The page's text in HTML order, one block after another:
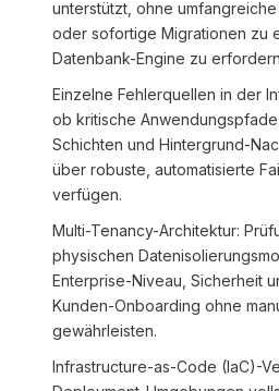
unterstützt, ohne
oder sofortige Migrationen zu
Datenbank-Engine zu
Einzelne Fehlerquellen in der
ob kritische
Schichten und Hintergrund-
über robuste, automatisierte
verfügen.
Multi-Tenancy-Architektur:
physischen
Enterprise-Niveau, Sicherheit
Kunden-Onboarding ohne
gewährleisten.
Infrastructure-as-Code (IaC)-